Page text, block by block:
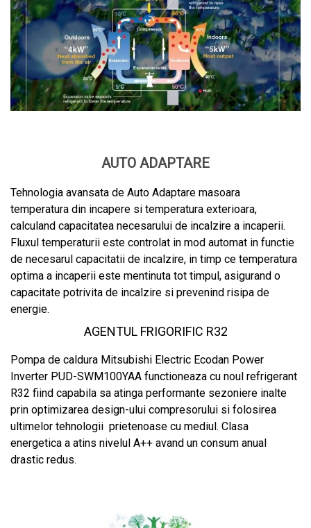
AUTO ADAPTARE
Tehnologia avansata de Auto Adaptare masoara
temperatura din incapere si temperatura exterioara,
calculand capacitatea necesarului de incalzire a incaperii.
Fluxul temperaturii este controlat in mod automat in functie
de necesarul capacitatii de incalzire, in timp ce temperatura
optima a incaperii este mentinuta tot timpul, asigurand o
capacitate potrivita de incalzire si prevenind risipa de
energie.
AGENTUL FRIGORIFIC R32
Pompa de caldura Mitsubishi Electric Ecodan Power
Inverter PUD-SWM100YAA functioneaza cu noul refrigerant
R32 fiind capabila sa atinga performante sezoniere inalte
prin optimizarea design-ului compresorului si folosirea
ultimelor tehnologii prietenoase cu mediul. Clasa
energetica a atins nivelul A++ avand un consum anual
drastic redus.